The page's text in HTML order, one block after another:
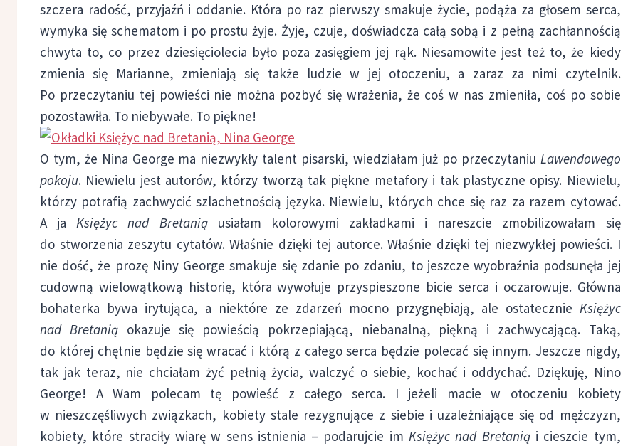
szczera radość, przyjaźń i oddanie. Która po raz pierwszy smakuje życie, podąża za głosem serca,
wymyka się schematom i po prostu żyje. Żyje, czuje, doświadcza całą sobą i z pełną zachłannością
chwyta to, co przez dziesięciolecia było poza zasięgiem jej rąk. Niesamowite jest też to, że kiedy
zmienia się Marianne, zmieniają się także ludzie w jej otoczeniu, a zaraz za nimi czytelnik.
Po przeczytaniu tej powieści nie można pozbyć się wrażenia, że coś w nas zmieniła, coś po sobie
pozostawiła. To niebywałe. To piękne!
O tym, że Nina George ma niezwykły talent pisarski, wiedziałam już po przeczytaniu Lawendowego
pokoju. Niewielu jest autorów, którzy tworzą tak piękne metafory i tak plastyczne opisy. Niewielu,
którzy potrafią zachwycić szlachetnością języka. Niewielu, których chce się raz za razem cytować.
A jaKsiężyc nad Bretaniąusiałam kolorowymi zakładkami i nareszcie zmobilizowałam się
do stworzenia zeszytu cytatów. Właśnie dzięki tej autorce. Właśnie dzięki tej niezwykłej powieści. I
nie dość, że prozę Niny George smakuje się zdanie po zdaniu, to jeszcze wyobraźnia podsunęła jej
cudowną wielowątkową historię, która wywołuje przyspieszone bicie serca i oczarowuje. Główna
bohaterka bywa irytująca, a niektóre ze zdarzeń mocno przygnębiają, ale ostatecznie Księżyc
nad Bretaniąokazuje się powieścią pokrzepiającą, niebanalną, piękną i zachwycającą. Taką,
do której chętnie będzie się wracać i którą z całego serca będzie polecać się innym. Jeszcze nigdy,
tak jak teraz, nie chciałam żyć pełnią życia, walczyć o siebie, kochać i oddychać. Dziękuję, Nino
George! A Wam polecam tę powieść z całego serca. I jeżeli macie w otoczeniu kobiety
w nieszczęśliwych związkach, kobiety stale rezygnujące z siebie i uzależniające się od mężczyzn,
kobiety, które straciły wiarę w sens istnienia – podarujcie imKsiężyc nad Bretaniąi cieszcie tym,